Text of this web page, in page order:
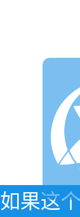
如果这